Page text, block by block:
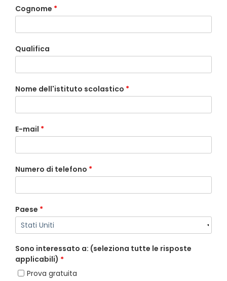
Cognome *
Qualifica
Nome dell'istituto scolastico *
E-mail *
Numero di telefono *
Paese *
Sono interessato a: (seleziona tutte le risposte
applicabili) *
Prova gratuita